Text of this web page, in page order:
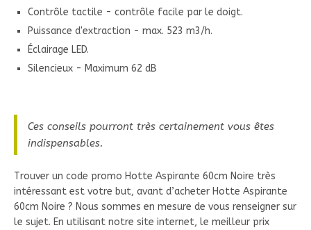
Contrôle tactile - contrôle facile par le doigt.
Puissance d'extraction - max. 523 m3/h.
Éclairage LED.
Silencieux - Maximum 62 dB
Ces conseils pourront très certainement vous êtes
indispensables.
Trouver un code promo Hotte Aspirante 60cm Noire très
intéressant est votre but, avant d’acheter Hotte Aspirante
60cm Noire ? Nous sommes en mesure de vous renseigner sur
le sujet. En utilisant notre site internet, le meilleur prix